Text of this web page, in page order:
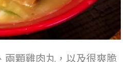
兩顆雞肉丸，以及很爽脆